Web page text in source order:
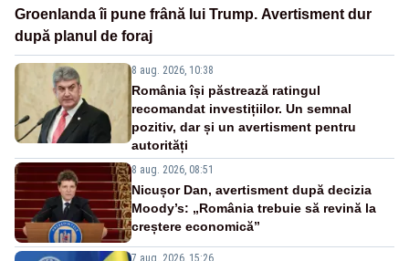
Groenlanda îi pune frână lui Trump. Avertisment dur
după planul de foraj
8 aug. 2026, 10:38
România își păstrează ratingul
recomandat investițiilor. Un semnal
pozitiv, dar și un avertisment pentru
autorități
8 aug. 2026, 08:51
Nicușor Dan, avertisment după decizia
Moody’s: „România trebuie să revină la
creștere economică”
7 aug. 2026, 15:26